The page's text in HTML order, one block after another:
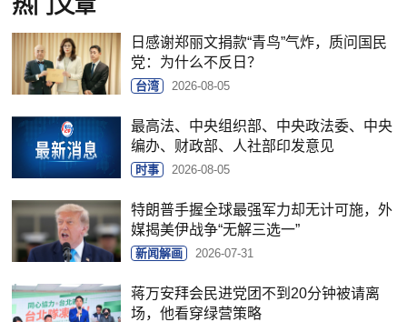
热门文章
日感谢郑丽文捐款“青鸟”气炸，质问国民
党：为什么不反日？
台湾 2026-08-05
最高法、中央组织部、中央政法委、中央
编办、财政部、人社部印发意见
时事 2026-08-05
特朗普手握全球最强军力却无计可施，外
媒揭美伊战争“无解三选一”
新闻解画 2026-07-31
蒋万安拜会民进党团不到20分钟被请离
场，他看穿绿营策略